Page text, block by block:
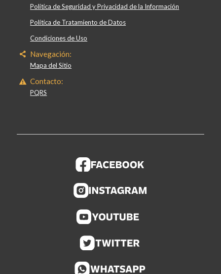
Política de Seguridad y Privacidad de la Información
Política de Tratamiento de Datos
Condiciones de Uso
Navegación:
Mapa del Sitio
Contacto:
PQRS